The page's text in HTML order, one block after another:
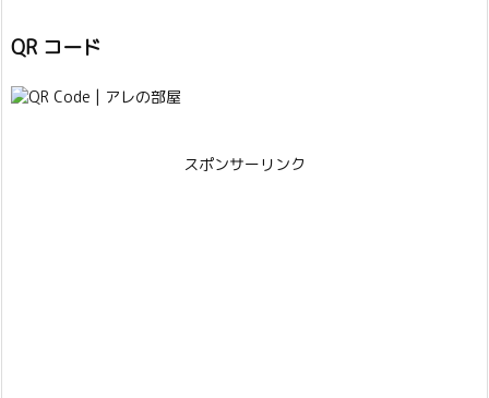
QR コード
スポンサーリンク